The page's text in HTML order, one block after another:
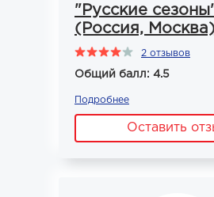
"Русские
(Россия, Москва)
2 отзывов
Общий балл: 4.5
Подробнее
Оставить